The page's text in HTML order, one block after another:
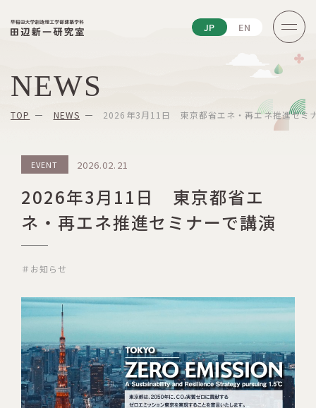
JP EN
NEWS
TOP NEWS 2026年3月11日 東京都省エネ・再エネ推進セミ
EVENT 2026.02.21
2026年3月11日 東京都省エ
ネ・再エネ推進セミナーで講演
＃お知らせ